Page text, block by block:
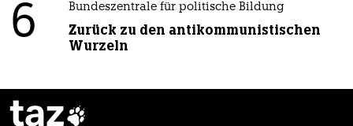
6 Bundeszentrale für politische Bildung
Zurück zu den antikommunistischen
Wurzeln
taz